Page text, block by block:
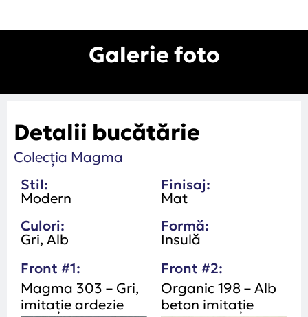
Galerie foto
Detalii bucătărie
Colecția Magma
Stil:
Modern
Finisaj:
Mat
Culori:
Gri, Alb
Formă:
Insulă
Front #1:
Magma 303 – Gri,
imitație ardezie
Front #2:
Organic 198 – Alb
beton imitație